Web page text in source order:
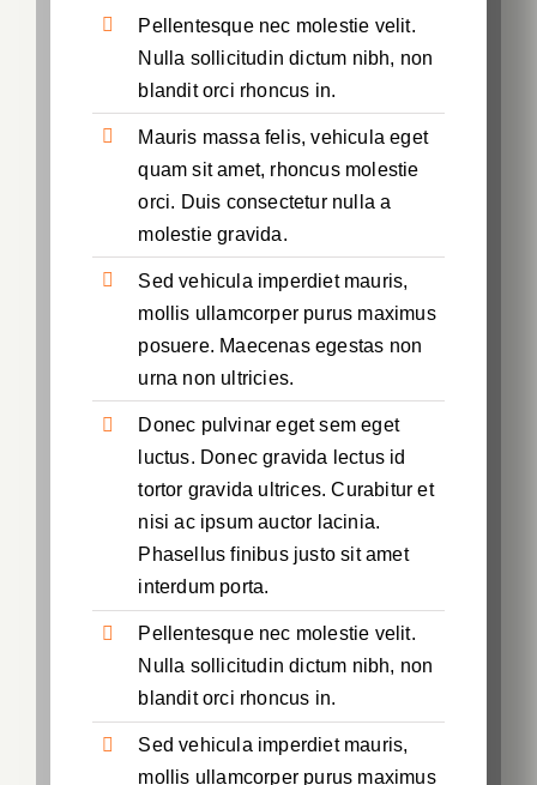
Pellentesque nec molestie velit.
Nulla sollicitudin dictum nibh, non
blandit orci rhoncus in.
Mauris massa felis, vehicula eget
quam sit amet, rhoncus molestie
orci. Duis consectetur nulla a
molestie gravida.
Sed vehicula imperdiet mauris,
mollis ullamcorper purus maximus
posuere. Maecenas egestas non
urna non ultricies.
Donec pulvinar eget sem eget
luctus. Donec gravida lectus id
tortor gravida ultrices. Curabitur et
nisi ac ipsum auctor lacinia.
Phasellus finibus justo sit amet
interdum porta.
Pellentesque nec molestie velit.
Nulla sollicitudin dictum nibh, non
blandit orci rhoncus in.
Sed vehicula imperdiet mauris,
mollis ullamcorper purus maximus